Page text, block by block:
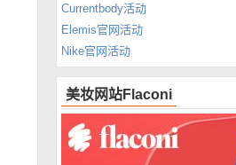
Currentbody活动
Elemis官网活动
Nike官网活动
美妆网站Flaconi